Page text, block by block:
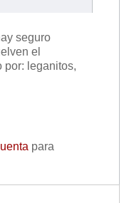
seguro
el
por: leganitos,
para